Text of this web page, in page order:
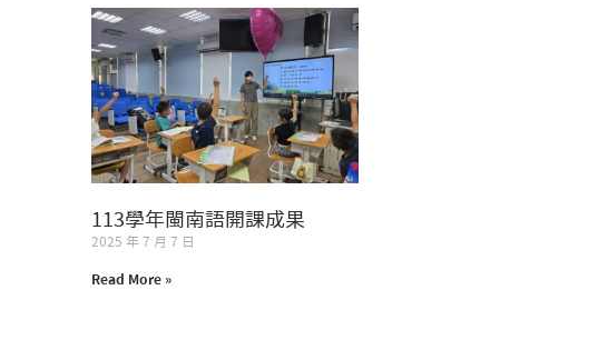
113學年閩南語開課成果
2025 年 7 月 7 日
Read More »